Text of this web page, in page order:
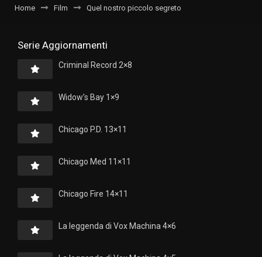
Home Film Quel nostro piccolo segreto
Serie Aggiornamenti
Criminal Record 2×8
Widow’s Bay 1×9
Chicago P.D. 13×11
Chicago Med 11×11
Chicago Fire 14×11
La leggenda di Vox Machina 4×6